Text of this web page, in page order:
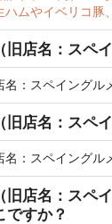
ハムやイベリコ
旧店名：スペ
名：スペイング
旧店名：スペ
：スペイングル
旧店名：スペ
ですか？